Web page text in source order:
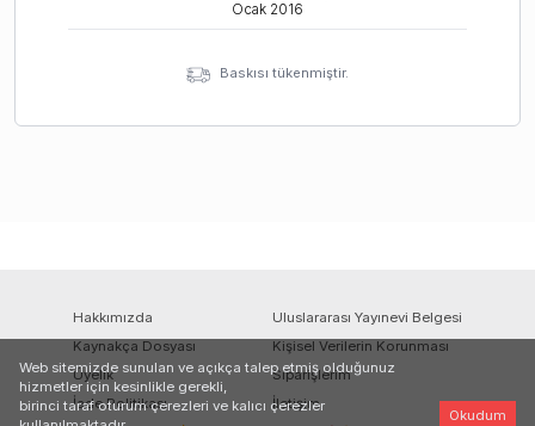
Ocak 2016
Baskısı tükenmiştir.
Hakkımızda
Uluslararası Yayınevi Belgesi
Kaynakça Dosyası
Kişisel Verilerin Korunması
Üyelik
Siparişlerim
İade Politikası
İletişim
Web sitemizde sunulan ve açıkça talep etmiş olduğunuz
hizmetler için kesinlikle gerekli,
birinci taraf oturum çerezleri ve kalıcı çerezler
Okudum